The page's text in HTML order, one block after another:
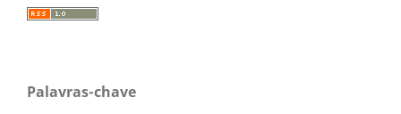
Palavras-chave